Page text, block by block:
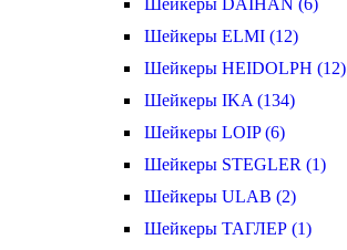
Шейкеры DAIHAN (6)
Шейкеры ELMI (12)
Шейкеры HEIDOLPH (12)
Шейкеры IKA (134)
Шейкеры LOIP (6)
Шейкеры STEGLER (1)
Шейкеры ULAB (2)
Шейкеры ТАГЛЕР (1)